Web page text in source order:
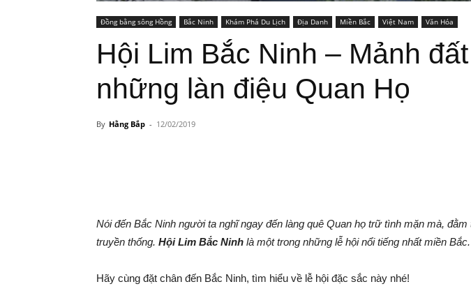
Đồng bằng sông Hồng Bắc Ninh Khám Phá Du Lịch Địa Danh Miền Bắc Việt Nam Văn Hóa
Hội Lim Bắc Ninh – Mảnh
những làn điệu Quan Họ
By Hằng Bắp - 12/02/2019
Nói đến Bắc Ninh người ta nghĩ ngay đến làng quê Quan họ trữ tình mặn mà,
truyền thống. Hội Lim Bắc Ninh là một trong những lễ hội nổi tiếng nhất miền Bắc.
Hãy cùng đặt chân đến Bắc Ninh, tìm hiểu về lễ hội đặc sắc này nhé!